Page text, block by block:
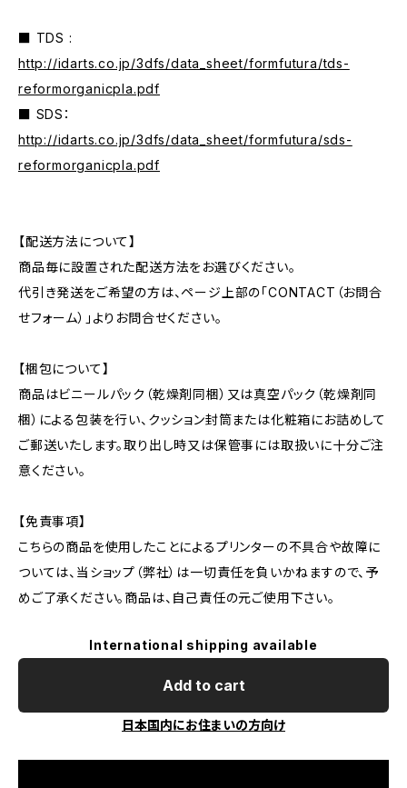
■ TDS :
http://idarts.co.jp/3dfs/data_sheet/formfutura/tds-
reformorganicpla.pdf
■ SDS：
http://idarts.co.jp/3dfs/data_sheet/formfutura/sds-
reformorganicpla.pdf
【配送方法について】
商品毎に設置された配送方法をお選びください。
代引き発送をご希望の方は、ページ上部の「CONTACT（お問合
せフォーム）」よりお問合せください。
【梱包について】
商品はビニールパック（乾燥剤同梱）又は真空パック（乾燥剤同
梱）による包装を行い、クッション封筒または化粧箱にお詰めして
ご郵送いたします。取り出し時又は保管事には取扱いに十分ご注
意ください。
【免責事項】
こちらの商品を使用したことによるプリンターの不具合や故障に
ついては、当ショップ（弊社）は一切責任を負いかねますので、予
めご了承ください。商品は、自己責任の元ご使用下さい。
International shipping available
Add to cart
日本国内にお住まいの方向け